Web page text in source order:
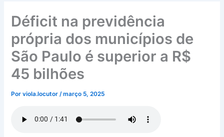
Déficit na previdência
própria dos municípios de
São Paulo é superior a R$
45 bilhões
Porviola.locutor/março 5, 2025